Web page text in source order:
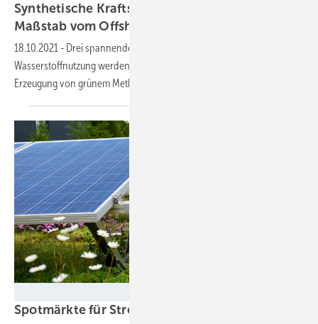
Synthetische Kraftstoffe im industriellen
Maßstab vomOffshore-Windpark
18.10.2021 - Drei spannende Forschungsprojekte rund um die
Wasserstoffnutzung werden jetzt vorangetrieben . auch die Offshore-
Erzeugung von grünem Methanol und
Spotmärkte für Strom auf einem